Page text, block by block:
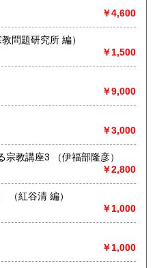
鹿児島県 970円
から明治・大正・昭和初期の
、雑誌、写真や資料・地図
かりと査定させていただきま
￥4,600
る 軍神の生立ち （宗教問題研究所 編）
￥1,500
￥9,000
￥3,000
禅の教えるもの 誰にもわかる宗教講座3 （伊福部隆彦）
￥2,800
天理教話集 天理解説（正解） （紅谷清 編）
￥1,000
￥1,000